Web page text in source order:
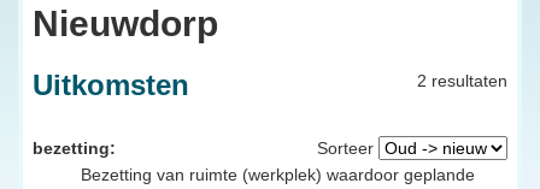
Nieuwdorp
2 resultaten
Uitkomsten
Sorteer
bezetting:
Bezetting van ruimte (werkplek) waardoor geplande